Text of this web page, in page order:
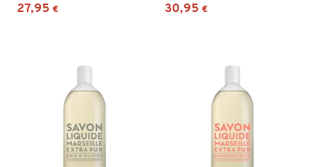
27,95 € 30,95 €